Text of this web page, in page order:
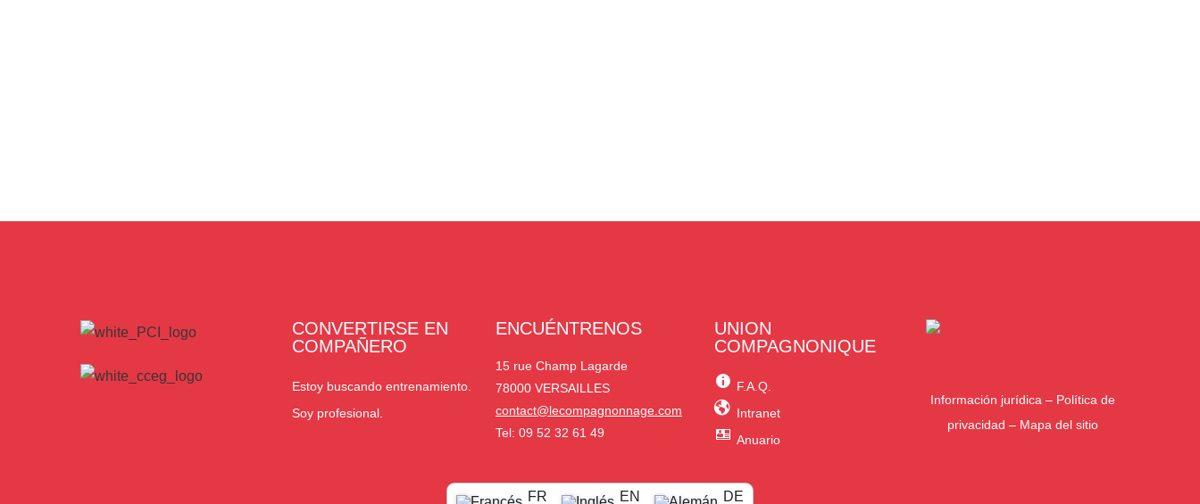
CONVERTIRSE EN
COMPAÑERO
Estoy buscando entrenamiento.
Soy profesional.
ENCUÉNTRENOS
15 rue Champ Lagarde
78000 VERSAILLES
contact@lecompagnonnage.com
Tel: 09 52 32 61 49
UNION
COMPAGNONIQUE
F.A.Q.
Intranet
Anuario
Información jurídica – Política de
privacidad – Mapa del sitio
FR EN DE